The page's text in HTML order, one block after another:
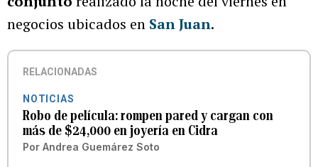
negocios ubicados en San Juan.
RELACIONADAS
NOTICIAS
Robo de película: rompen pared y cargan con
más de $24,000 en joyería en Cidra
Por Andrea Guemárez Soto